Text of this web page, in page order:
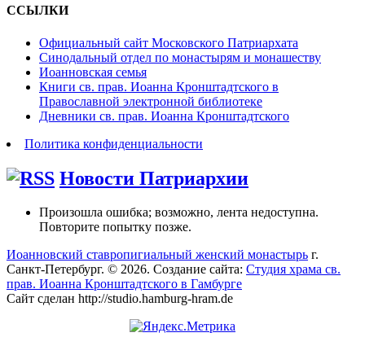
ССЫЛКИ
Официальный сайт Московского Патриархата
Синодальный отдел по монастырям и монашеству
Иоанновская семья
Книги св. прав. Иоанна Кронштадтского в
Православной электронной библиотеке
Дневники св. прав. Иоанна Кронштадтского
Политика конфиденциальности
Новости Патриархии
Произошла ошибка; возможно, лента недоступна.
Повторите попытку позже.
Иоанновский ставропигиальный женский монастырь г.
Санкт-Петербург. © 2026. Создание сайта: Студия храма св.
прав. Иоанна Кронштадтского в Гамбурге
Сайт сделан http://studio.hamburg-hram.de